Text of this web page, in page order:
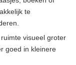
te
visueel groter
goed in kleinere